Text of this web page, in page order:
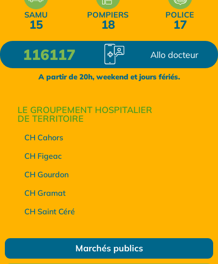
SAMU
15
POMPIERS
18
POLICE
17
116117 Allo docteur
A partir de 20h, weekend et jours fériés.
LE GROUPEMENT HOSPITALIER
DE TERRITOIRE
CH Cahors
CH Figeac
CH Gourdon
CH Gramat
CH Saint Céré
Marchés publics